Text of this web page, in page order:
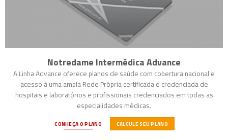
Notredame Intermédica Advance
A Linha Advance oferece planos de saúde com cobertura nacional e
acesso à uma ampla Rede Própria certificada e credenciada de
hospitais e laboratórios e profissionais credenciados em todas as
especialidades médicas.
CONHEÇA O PLANO CALCULE SEU PLANO